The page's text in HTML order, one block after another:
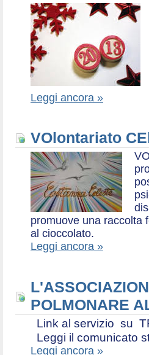
Leggi ancora »
VOlontariato
promuove una raccolta
al cioccolato.
Leggi ancora »
POLMONARE
Link al servizio su
Leggi il comunicato
Leggi ancora »